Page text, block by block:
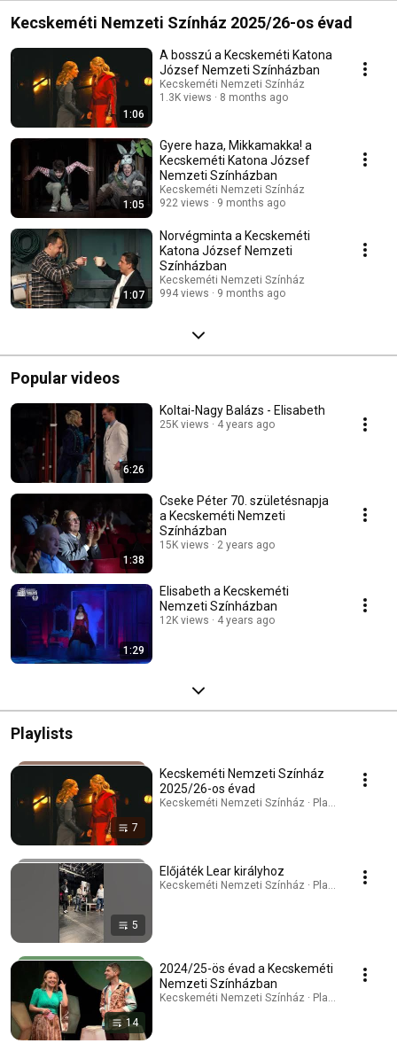
Kecskeméti Nemzeti Színház 2025/26-os évad
1:06
A bosszú a Kecskeméti Katona
József Nemzeti Színházban
Kecskeméti Nemzeti Színház
1.3K views
8 months ago
1:05
Gyere haza, Mikkamakka! a
Kecskeméti Katona József
Nemzeti Színházban
Kecskeméti Nemzeti Színház
922 views
9 months ago
1:07
Norvégminta a Kecskeméti
Katona József Nemzeti
Színházban
Kecskeméti Nemzeti Színház
994 views
9 months ago
Popular videos
6:26
Koltai-Nagy Balázs - Elisabeth
25K views 4 years ago
1:38
Cseke Péter 70. születésnapja
a Kecskeméti Nemzeti
Színházban
15K views 2 years ago
1:29
Elisabeth a Kecskeméti
Nemzeti Színházban
12K views 4 years ago
Playlists
7
Kecskeméti Nemzeti Színház
2025/26-os évad
Kecskeméti Nemzeti Színház · Playlist
5
Előjáték Lear királyhoz
Kecskeméti Nemzeti Színház · Playlist
14
2024/25-ös évad a Kecskeméti
Nemzeti Színházban
Kecskeméti Nemzeti Színház · Playlist